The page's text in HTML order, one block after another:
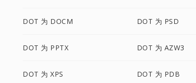
DOT 为 DOCM DOT 为 PSD
DOT 为 PPTX DOT 为 AZW3
DOT 为 XPS DOT 为 PDB